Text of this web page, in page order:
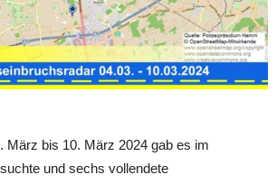
März bis 10. März 2024 gab es im
und sechs vollendete